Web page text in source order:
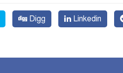
Digg Linkedin